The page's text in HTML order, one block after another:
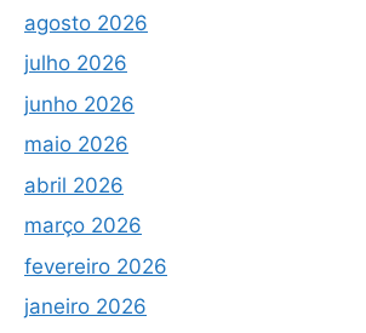
agosto 2026
julho 2026
junho 2026
maio 2026
abril 2026
março 2026
fevereiro 2026
janeiro 2026